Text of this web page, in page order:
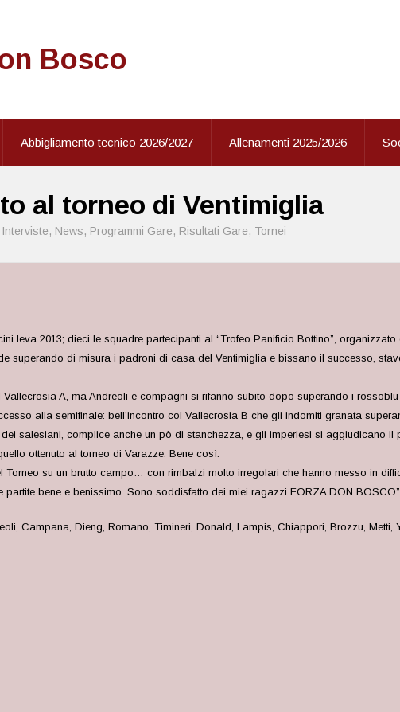
Bosco
Abbigliamento tecnico 2026/2027 Allenamenti 2025/2026
al torneo di Ventimiglia
Interviste, News, Programmi Gare, Risultati Gare, Tornei
leva 2013; dieci le squadre partecipanti al “Trofeo Panificio Bottino”,
superando di misura i padroni di casa del Ventimiglia e bissano il successo,
A, ma Andreoli e compagni si rifanno subito dopo superando i
alla semifinale: bell’incontro col Vallecrosia B che gli indomiti granata
salesiani, complice anche un pò di stanchezza, e gli imperiesi si aggiudicano il
ottenuto al torneo di Varazze. Bene così.
Torneo su un brutto campo… con rimbalzi molto irregolari che hanno messo in
bene e benissimo. Sono soddisfatto dei miei ragazzi FORZA DON
Campana, Dieng, Romano, Timineri, Donald, Lampis, Chiappori, Brozzu, Metti,